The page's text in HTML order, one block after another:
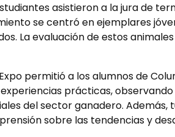
asistieron a la jura de
se centró en ejemplares
La evaluación de estos
permitió a los alumnos de
prácticas,
del sector ganadero. Además,
sobre las tendencias y